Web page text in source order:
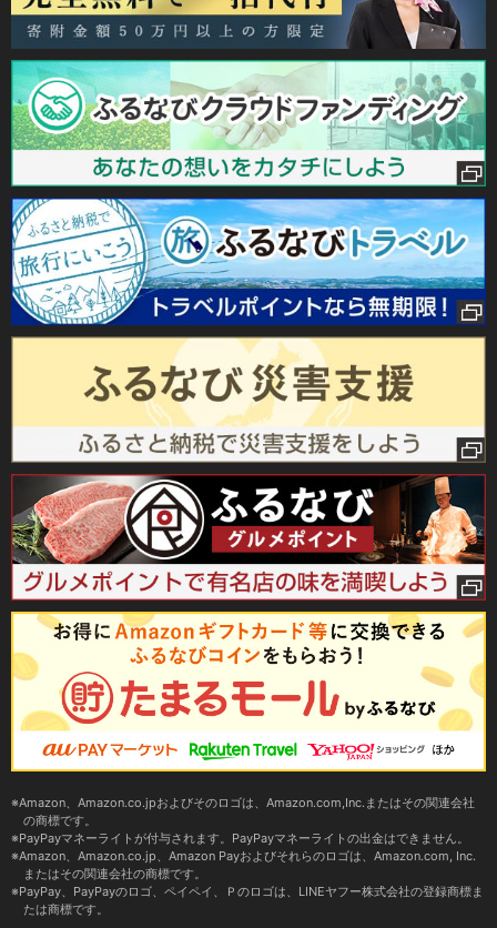
Amazon、Amazon.co.jpおよびそのロゴは、Amazon.com,Inc.またはその関連会社
の商標です。
PayPayマネーライトが付与されます。PayPayマネーライトの出金はできません。
Amazon、Amazon.co.jp、Amazon Payおよびそれらのロゴは、Amazon.com, Inc.
またはその関連会社の商標です。
PayPay、PayPayのロゴ、ペイペイ、Ｐのロゴは、LINEヤフー株式会社の登録商標ま
たは商標です。